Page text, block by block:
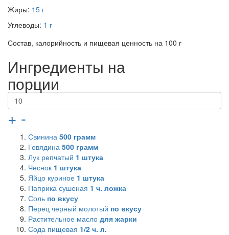
Жиры: 15 г
Углеводы: 1 г
Состав, калорийность и пищевая ценность на 100 г
Ингредиенты на
порции
+ -
Свинина 500 грамм
Говядина 500 грамм
Лук репчатый 1 штука
Чеснок 1 штука
Яйцо куриное 1 штука
Паприка сушеная 1 ч. ложка
Соль по вкусу
Перец черный молотый по вкусу
Растительное масло для жарки
Сода пищевая 1/2 ч. л.